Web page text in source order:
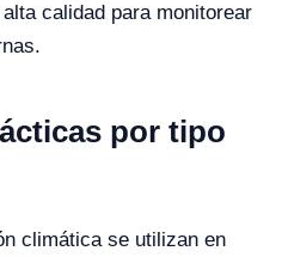
calidad para monitorear
por tipo
climática se utilizan en